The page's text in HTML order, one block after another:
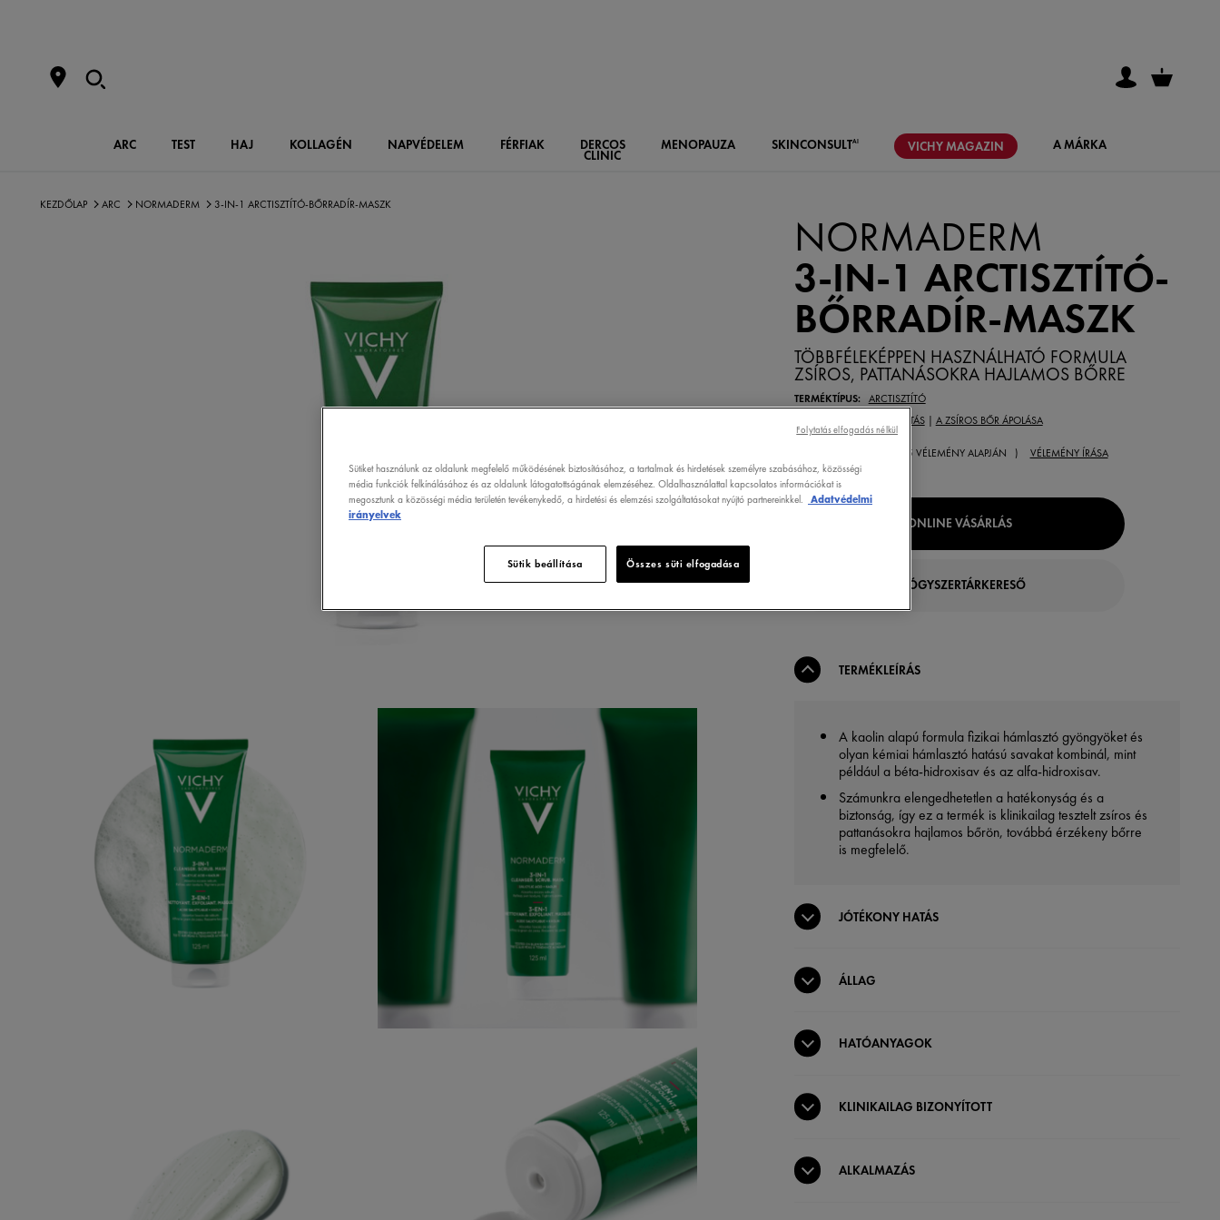
ARC TEST HAJ KOLLAGÉN NAPVÉDELEM FÉRFIAK DERCOS
CLINIC
MENOPAUZA SKINCONSULTAI VICHYMAGAZIN A MÁRKA
KEZDŐLAP ARC NORMADERM 3-IN-1 ARCTISZTÍTÓ-BŐRRADÍR-MASZK
NORMADERM
3-IN-1 ARCTISZTÍTÓ-
BŐRRADÍR-MASZK
TÖBBFÉLEKÉPPEN HASZNÁLHATÓ FORMULA
ZSÍROS, PATTANÁSOKRA HAJLAMOS BŐRRE
TERMÉKTÍPUS: ARCTISZTÍTÓ
ARCTISZTÍTÁS| A ZSÍROS BŐR ÁPOLÁSA
( 5 VÉLEMÉNY ALAPJÁN ) VÉLEMÉNY ÍRÁSA
ONLINE VÁSÁRLÁS
GYÓGYSZERTÁRKERESŐ
TERMÉKLEÍRÁS
A kaolin alapú formula fizikai hámlasztó gyöngyöket és
olyan kémiai hámlasztó hatású savakat kombinál, mint
például a béta-hidroxisav és az alfa-hidroxisav.
Számunkra elengedhetetlen a hatékonyság és a
biztonság, így ez a termék is klinikailag tesztelt zsíros és
pattanásokra hajlamos bőrön, továbbá érzékeny bőrre
is megfelelő.
JÓTÉKONY HATÁS
ÁLLAG
HATÓANYAGOK
KLINIKAILAG BIZONYÍTOTT
ALKALMAZÁS
Sütiket használunk az oldalunk megfelelő működésének biztosításához, a tartalmak és hirdetések személyre szabásához, közösségi
média funkciók felkínálásához és az oldalunk látogatottságának elemzéséhez. Oldalhasználattal kapcsolatos információkat is
megosztunk a közösségi média területén tevékenykedő, a hirdetési és elemzési szolgáltatásokat nyújtó partnereinkkel.
Adatvédelmi
irányelvek
Sütik beállítása Összes süti elfogadása
Folytatás elfogadás nélkül